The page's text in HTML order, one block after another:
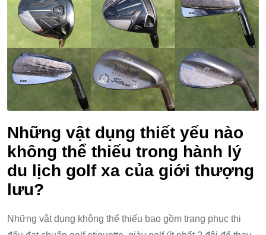
Những vật dụng thiết yếu nào
không thể thiếu trong hành lý
du lịch golf xa của giới thượng
lưu?
Những vật dụng không thể thiếu bao gồm trang phục thi